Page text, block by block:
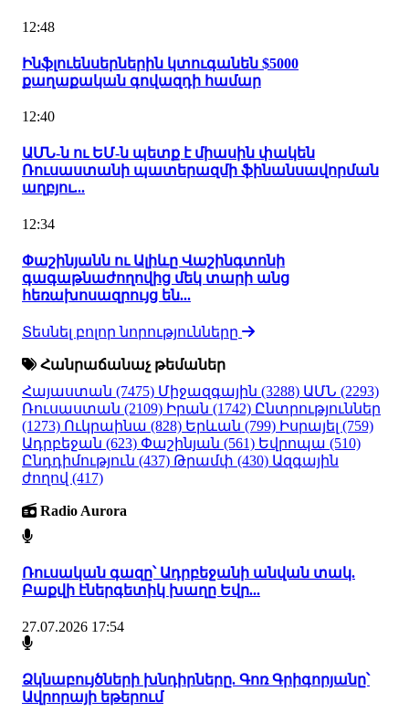
12:48
Ինֆլուենսերներին կտուգանեն $5000
քաղաքական գովազդի համար
12:40
ԱՄՆ-ն ու ԵՄ-ն պետք է միասին փակեն
Ռուսաստանի պատերազմի ֆինանսավորման
աղբյու...
12:34
Փաշինյանն ու Ալիևը Վաշինգտոնի
գագաթնաժողովից մեկ տարի անց
հեռախոսազրույց են...
Տեսնել բոլոր նորությունները
Հանրաճանաչ թեմաներ
Հայաստան (7475) Միջազգային (3288) ԱՄՆ (2293)
Ռուսաստան (2109) Իրան (1742) Ընտրություններ
(1273) Ուկրաինա (828) Երևան (799) Իսրայել (759)
Ադրբեջան (623) Փաշինյան (561) Եվրոպա (510)
Ընդդիմություն (437) Թրամփ (430) Ազգային
ժողով (417)
Radio Aurora
Ռուսական գազը՝ Ադրբեջանի անվան տակ.
Բաքվի էներգետիկ խաղը Եվր...
27.07.2026 17:54
Ձկնաբույծների խնդիրները. Գոռ Գրիգորյանը՝
Ավրորայի եթերում